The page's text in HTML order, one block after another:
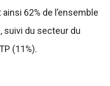
62% de l’ensemble
suivi du secteur du
(11%).